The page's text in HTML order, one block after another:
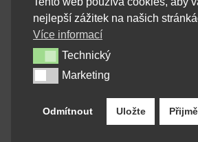
nejlepší zážitek na našich
Více informací
TechnickýTechnický
MarketingMarketing
Odmítnout Uložte